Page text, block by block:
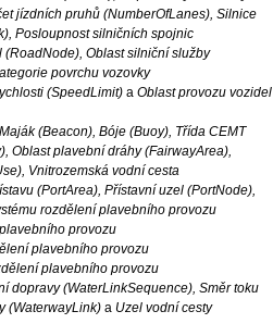
jízdních pruhů (NumberOfLanes), Silnice
Posloupnost silničních spojnic
Oblast silniční služby
povrchu vozovky
(SpeedLimit) a Oblast provozu vozidel
Maják (Beacon), Bóje (Buoy), Třída CEMT
Oblast plavební dráhy (FairwayArea),
Vnitrozemská vodní cesta
(PortArea), Přístavní uzel (PortNode),
rozdělení plavebního provozu
provozu
plavebního provozu
plavebního provozu
dopravy (WaterLinkSequence), Směr toku
(WaterwayLink) a Uzel vodní cesty